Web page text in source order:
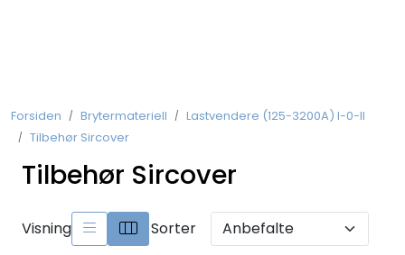
Forsiden Brytermateriell
Lastvendere (125-3200A) I-0-II
Tilbehør Sircover
Tilbehør Sircover
Visning Sorter
Kobberforbindelser
Måling og Instrumentering
Betjeningsmatriell